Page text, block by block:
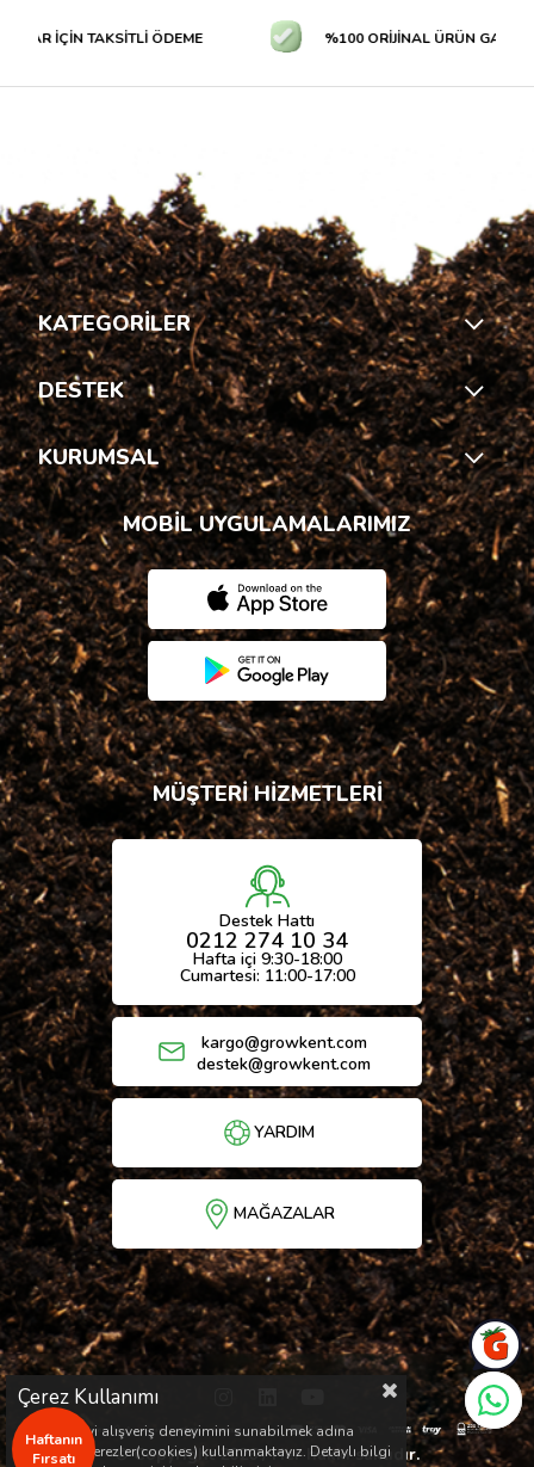
İÇİN TAKSİTLİ ÖDEME %100 ORİJİNAL ÜRÜN
KATEGORİLER
DESTEK
KURUMSAL
MOBİL UYGULAMALARIMIZ
MÜŞTERİ HİZMETLERİ
Destek Hattı
0212 274 10 34
Hafta içi 9:30-18:00
Cumartesi: 11:00-17:00
kargo@growkent.com
destek@growkent.com
YARDIM
MAĞAZALAR
Haftanın
Fırsatı
© Copyright 2026 / Her hakkı saklıdır.
Çerez Kullanımı
Sizlere en iyi alışveriş deneyimini sunabilmek adına
sitemizde çerezler(cookies) kullanmaktayız. Detaylı bilgi